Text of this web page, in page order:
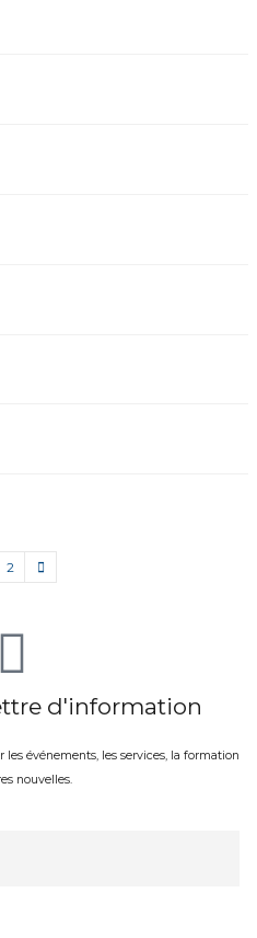
2
d'information
événements, les services, la formation
nouvelles.
et les communications d'Oporto